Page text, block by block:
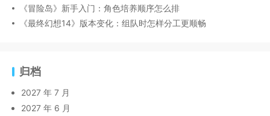
《冒险岛》新手入门：角色培养顺序怎么排
《最终幻想14》版本变化：组队时怎样分工更顺畅
归档
2027 年 7 月
2027 年 6 月